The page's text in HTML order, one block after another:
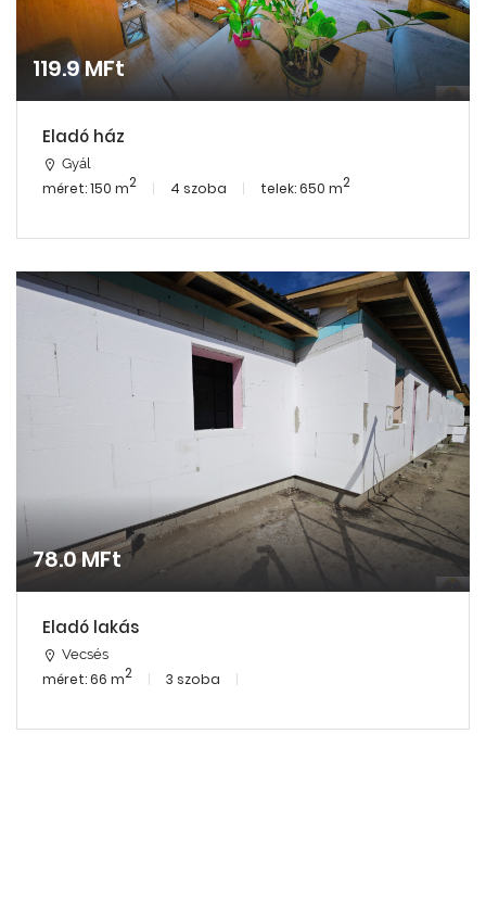
119.9 MFt
Eladó ház
Gyál
méret: 150 m2 4 szoba telek: 650 m2
78.0 MFt
Eladó lakás
Vecsés
méret: 66 m2 3 szoba